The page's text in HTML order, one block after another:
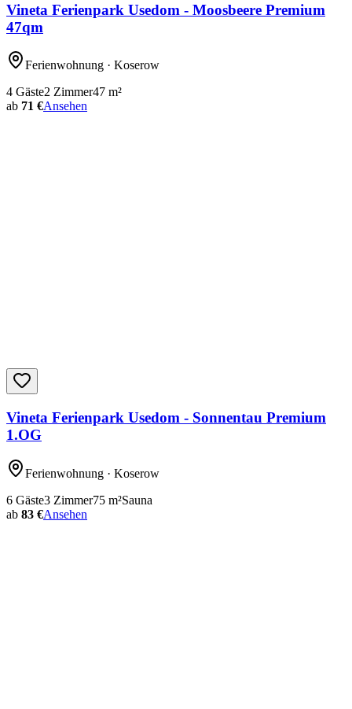
Vineta Ferienpark Usedom - Moosbeere Premium
47qm
Ferienwohnung · Koserow
4 Gäste2 Zimmer47 m²
ab 71 €Ansehen
Vineta Ferienpark Usedom - Sonnentau Premium
1.OG
Ferienwohnung · Koserow
6 Gäste3 Zimmer75 m²Sauna
ab 83 €Ansehen